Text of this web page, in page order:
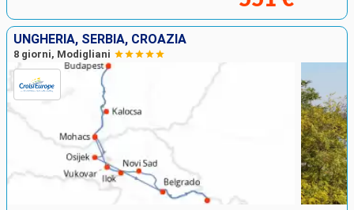
UNGHERIA, SERBIA, CROAZIA
8 giorni, Modigliani